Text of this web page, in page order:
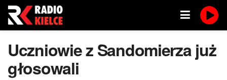
Uczniowie z Sandomierza już
głosowali